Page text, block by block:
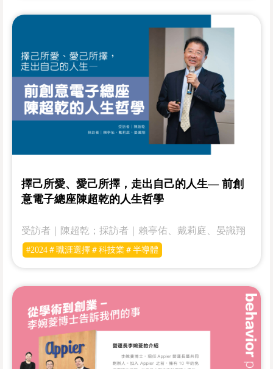
擇己所愛、愛己所擇，走出自己的人生— 前創
意電子總座陳超乾的人生哲學
受訪者｜陳超乾；採訪者｜賴亭佑、戴莉庭、晏識翔
#2024＃職涯選擇＃科技業＃半導體